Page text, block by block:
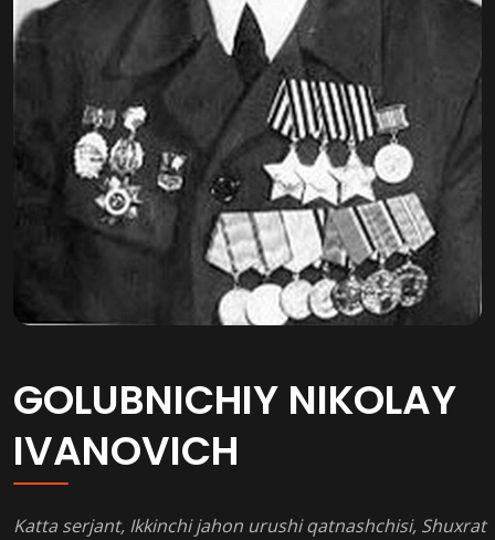
GOLUBNICHIY NIKOLAY
IVANOVICH
Katta serjant, Ikkinchi jahon urushi qatnashchisi, Shuxrat